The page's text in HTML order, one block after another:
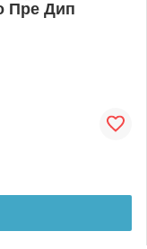
Пре Дип